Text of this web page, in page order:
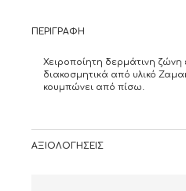
ΠΕΡΙΓΡΑΦΉ
Χειροποίητη δερμάτινη ζώνη
διακοσμητικά από υλικό
κουμπώνει από πίσω.
ΑΞΙΟΛΟΓΉΣΕΙΣ